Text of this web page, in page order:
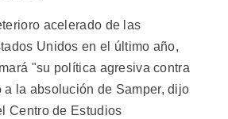
acelerado de las
Unidos en el último año,
"su política agresiva contra
la absolución de Samper, dijo
Centro de Estudios